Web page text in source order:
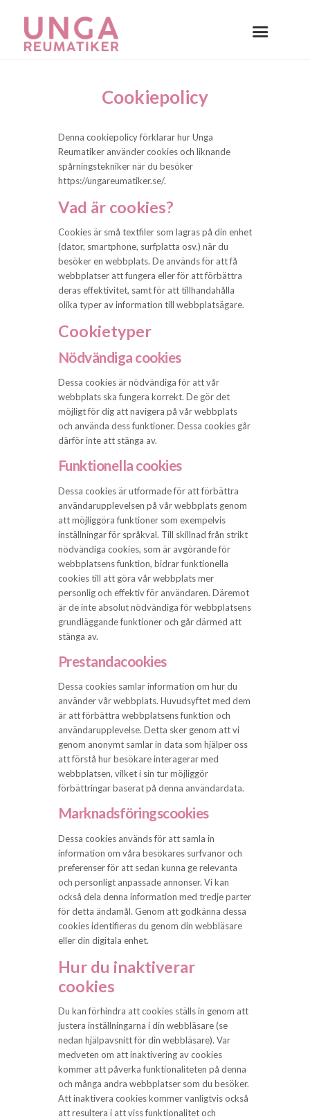
Cookiepolicy
Denna cookiepolicy förklarar hur Unga
Reumatiker använder cookies och liknande
spårningstekniker när du besöker
https://ungareumatiker.se/.
Vad är cookies?
Cookies är små textfiler som lagras på din enhet
(dator, smartphone, surfplatta osv.) när du
besöker en webbplats. De används för att få
webbplatser att fungera eller för att förbättra
deras effektivitet, samt för att tillhandahålla
olika typer av information till webbplatsägare.
Cookietyper
Nödvändiga cookies
Dessa cookies är nödvändiga för att vår
webbplats ska fungera korrekt. De gör det
möjligt för dig att navigera på vår webbplats
och använda dess funktioner. Dessa cookies går
därför inte att stänga av.
Funktionella cookies
Dessa cookies är utformade för att förbättra
användarupplevelsen på vår webbplats genom
att möjliggöra funktioner som exempelvis
inställningar för språkval. Till skillnad från strikt
nödvändiga cookies, som är avgörande för
webbplatsens funktion, bidrar funktionella
cookies till att göra vår webbplats mer
personlig och effektiv för användaren. Däremot
är de inte absolut nödvändiga för webbplatsens
grundläggande funktioner och går därmed att
stänga av.
Prestandacookies
Dessa cookies samlar information om hur du
använder vår webbplats. Huvudsyftet med dem
är att förbättra webbplatsens funktion och
användarupplevelse. Detta sker genom att vi
genom anonymt samlar in data som hjälper oss
att förstå hur besökare interagerar med
webbplatsen, vilket i sin tur möjliggör
förbättringar baserat på denna användardata.
Marknadsföringscookies
Dessa cookies används för att samla in
information om våra besökares surfvanor och
preferenser för att sedan kunna ge relevanta
och personligt anpassade annonser. Vi kan
också dela denna information med tredje parter
för detta ändamål. Genom att godkänna dessa
cookies identifieras du genom din webbläsare
eller din digitala enhet.
Hur du inaktiverar
cookies
Du kan förhindra att cookies ställs in genom att
justera inställningarna i din webbläsare (se
nedan hjälpavsnitt för din webbläsare). Var
medveten om att inaktivering av cookies
kommer att påverka funktionaliteten på denna
och många andra webbplatser som du besöker.
Att inaktivera cookies kommer vanligtvis också
att resultera i att viss funktionalitet och